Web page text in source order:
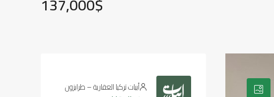
أبيات تركيا العقارية – طرابزون